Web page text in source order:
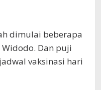
dimulai beberapa
Widodo. Dan puji
vaksinasi hari